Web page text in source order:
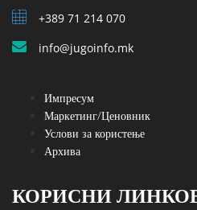
+389 71 214 070
info@jugoinfo.mk
Импресум
Маркетинг/Ценовник
Услови за користење
Архива
КОРИСНИ